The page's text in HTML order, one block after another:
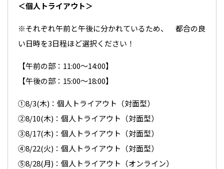
＜個人トライアウト＞
※それぞれ午前と午後に分かれているため、 都合の良
い日時を3日程ほど選択ください！
【午前の部：11:00～14:00】
【午後の部：15:00～18:00】
①8/3(木)：個人トライアウト（対面型）
②8/10(木)：個人トライアウト（対面型）
③8/17(木)：個人トライアウト（対面型）
④8/22(火)：個人トライアウト（対面型）
⑤8/28(月)：個人トライアウト（オンライン）